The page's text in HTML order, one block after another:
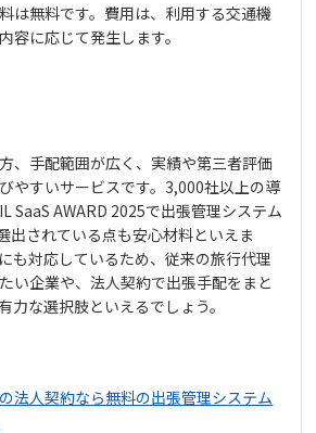
は無料です。費用は、利用する交通機
容に応じて発生します。
、手配範囲が広く、実績や第三者評価
やすいサービスです。3,000社以上の導
SaaS AWARD 2025で出張管理システム
出されている点も安心材料といえま
も対応しているため、従来の旅行代理
い企業や、法人契約で出張手配をまと
力な選択肢といえるでしょう。
法人契約なら無料の出張管理システム